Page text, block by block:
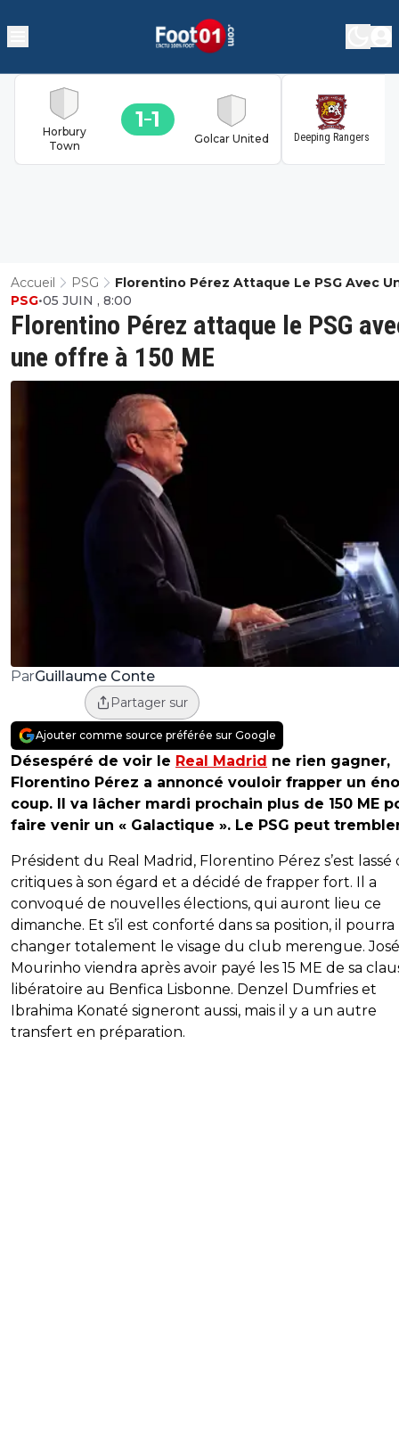
Horbury
Town
1 1
Golcar United Deeping Rangers
Accueil PSG
Florentino Pérez Attaque Le PSG Avec
Offre À 150 ME
Florentino Pérez attaque le PSG
une offre à 150 ME
PSG•05 JUIN , 8:00
ParGuillaume Conte
Partager sur
Ajouter comme source préférée sur Google
Désespéré de voir le Real Madrid ne rien gagner,
Florentino Pérez a annoncé vouloir frapper un
coup. Il va lâcher mardi prochain plus de 150 ME
faire venir un « Galactique ». Le PSG peut
Président du Real Madrid, Florentino Pérez s’est lassé
critiques à son égard et a décidé de frapper fort. Il a
convoqué de nouvelles élections, qui auront lieu ce
dimanche. Et s’il est conforté dans sa position, il pourra
changer totalement le visage du club merengue. José
Mourinho viendra après avoir payé les 15 ME de sa
libératoire au Benfica Lisbonne. Denzel Dumfries et
Ibrahima Konaté signeront aussi, mais il y a un autre
transfert en préparation.